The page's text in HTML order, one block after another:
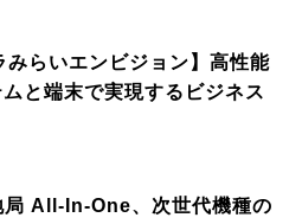
みらいエンビジョン】高性能
と端末で実現するビジネス
局 All-In-One、次世代機種の